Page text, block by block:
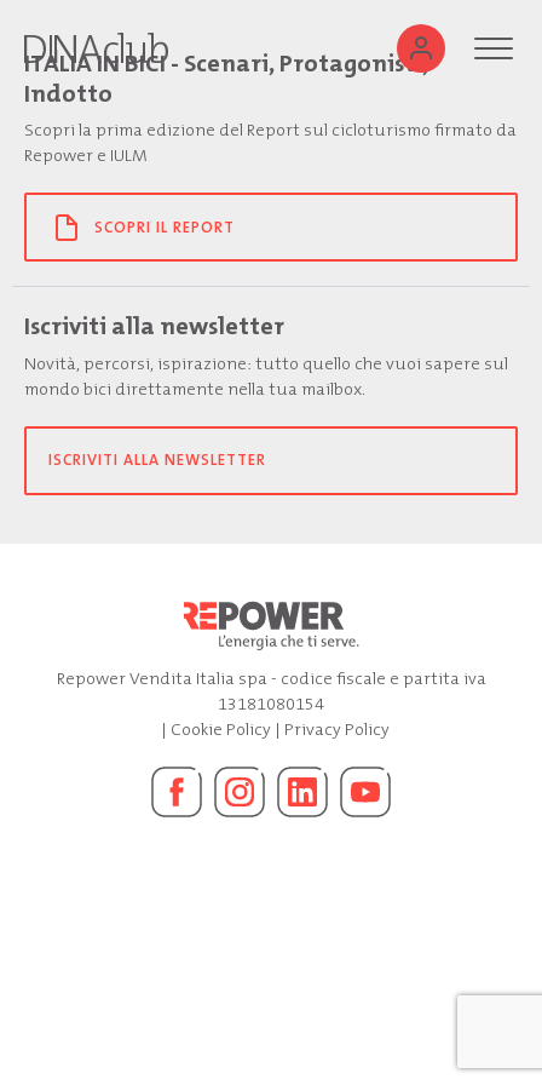
ITALIA IN BICI - Scenari, Protagonisti,
Indotto
Scopri la prima edizione del Report sul cicloturismo firmato da
Repower e IULM
SCOPRI IL REPORT
Iscriviti alla newsletter
Novità, percorsi, ispirazione: tutto quello che vuoi sapere sul
mondo bici direttamente nella tua mailbox.
ISCRIVITI ALLA NEWSLETTER
Repower Vendita Italia spa - codice fiscale e partita iva
13181080154
| Cookie Policy| Privacy Policy